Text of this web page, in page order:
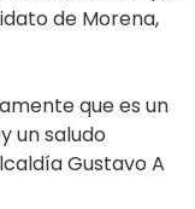
de Morena,
que es un
un saludo
Gustavo A